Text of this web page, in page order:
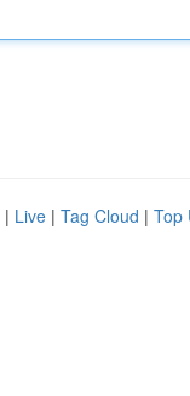
| Live | Tag Cloud | Top